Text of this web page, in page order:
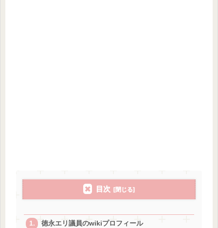
目次
徳永エリ議員のwikiプロフィール